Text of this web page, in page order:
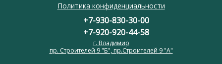
Политика конфиденциальности
+7-930-830-30-00
+7-920-920-44-58
г. Владимир
пр. Строителей 9 "Б", пр.Строителей 9 "А"